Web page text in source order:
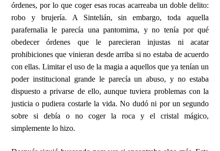
órdenes, por lo que coger esas rocas acarreaba un doble delito:
robo y brujería. A Sintelián, sin embargo, toda aquella
parafernalia le parecía una pantomima, y no tenía por qué
obedecer órdenes que le parecieran injustas ni acatar
prohibiciones que vinieran desde arriba si no estaba de acuerdo
con ellas. Limitar el uso de la magia a aquellos que ya tenían un
poder institucional grande le parecía un abuso, y no estaba
dispuesto a privarse de ello, aunque tuviera problemas con la
justicia o pudiera costarle la vida. No dudó ni por un segundo
sobre si debía o no coger la roca y el cristal mágico,
simplemente lo hizo.